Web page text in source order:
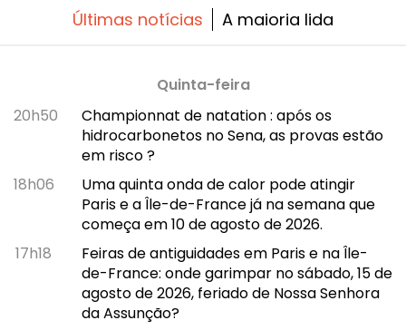
Últimas notícias A maioria lida
Quinta-feira
20h50
Championnat de natation : após os
hidrocarbonetos no Sena, as provas estão
em risco ?
18h06
Uma quinta onda de calor pode atingir
Paris e a Île-de-France já na semana que
começa em 10 de agosto de 2026.
17h18
Feiras de antiguidades em Paris e na Île-
de-France: onde garimpar no sábado, 15 de
agosto de 2026, feriado de Nossa Senhora
da Assunção?